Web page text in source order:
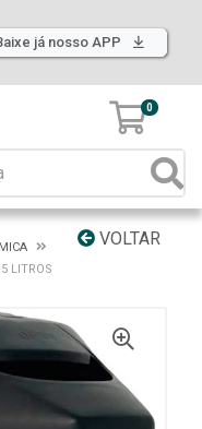
já nosso APP
0
VOLTAR
LITROS